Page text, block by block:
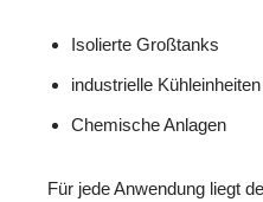
Isolierte Großtanks
industrielle Kühleinheiten
Chemische Anlagen
Für jede Anwendung liegt